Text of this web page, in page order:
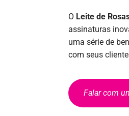
O Leite de
assinaturas
uma série de
com seus
Falar com